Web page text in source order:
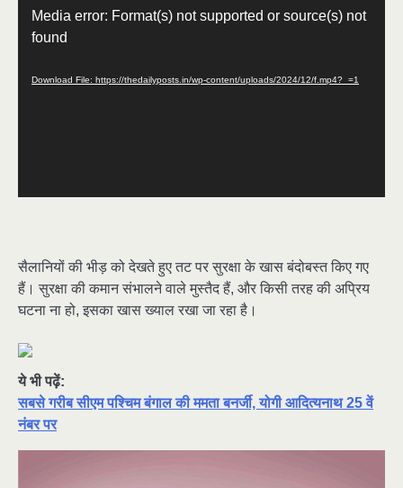
Player
Media error: Format(s) not supported or source(s) not
found
Download File: https://thedailyposts.in/wp-content/uploads/2024/12/f.mp4?_=1
सैलानियों की भीड़ को देखते हुए तट पर सुरक्षा के खास बंदोबस्त किए गए
हैं। सुरक्षा की कमान संभालने वाले मुस्तैद हैं, और किसी तरह की अप्रिय
घटना ना हो, इसका खास ख्याल रखा जा रहा है।
ये भी पढ़ें:
सबसे गरीब सीएम पश्चिम बंगाल की ममता बनर्जी, योगी आदित्यनाथ 25 वें
नंबर पर